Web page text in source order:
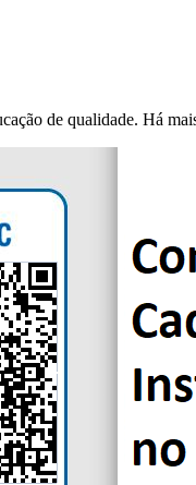
de qualidade. Há